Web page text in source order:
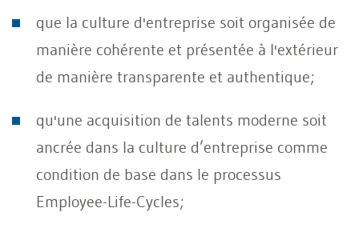
que la culture d'entreprise soit organisée de
manière cohérente et présentée à l'extérieur
de manière transparente et authentique;
qu'une acquisition de talents moderne soit
ancrée dans la culture d’entreprise comme
condition de base dans le processus
Employee-Life-Cycles;